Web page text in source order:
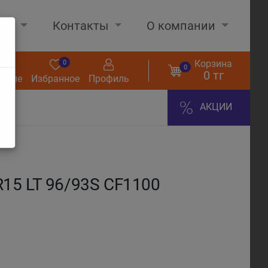
Контакты О компании
Избранное
0
Профиль
0 Корзина
0 тг
АКЦИИ
LT 96/93S CF1100